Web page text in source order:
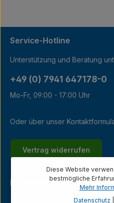
Service-Hotline
Unterstützung und Beratung
+49 (0) 7941 647178-0
Mo-Fr, 09:00 - 17:00 Uhr
Oder über unser
Vertrag widerrufen
Kundenservice
Diese Website
bestmögliche
Mehr
Datenschutz